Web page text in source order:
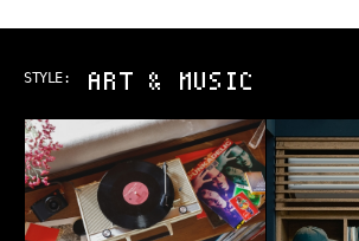
STYLE: ART & MUSIC